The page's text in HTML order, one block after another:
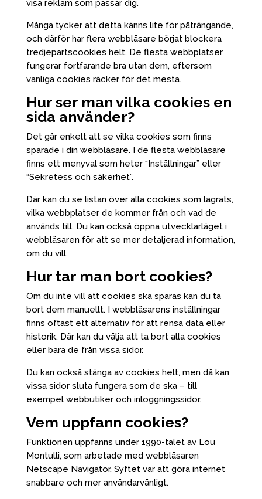
visa reklam som passar dig.
Många tycker att detta känns lite för påträngande,
och därför har flera webbläsare börjat blockera
tredjepartscookies helt. De flesta webbplatser
fungerar fortfarande bra utan dem, eftersom
vanliga cookies räcker för det mesta.
Hur ser man vilka cookies en
sida använder?
Det går enkelt att se vilka cookies som finns
sparade i din webbläsare. I de flesta webbläsare
finns ett menyval som heter “Inställningar” eller
“Sekretess och säkerhet”.
Där kan du se listan över alla cookies som lagrats,
vilka webbplatser de kommer från och vad de
används till. Du kan också öppna utvecklarläget i
webbläsaren för att se mer detaljerad information,
om du vill.
Hur tar man bort cookies?
Om du inte vill att cookies ska sparas kan du ta
bort dem manuellt. I webbläsarens inställningar
finns oftast ett alternativ för att rensa data eller
historik. Där kan du välja att ta bort alla cookies
eller bara de från vissa sidor.
Du kan också stänga av cookies helt, men då kan
vissa sidor sluta fungera som de ska – till
exempel webbutiker och inloggningssidor.
Vem uppfann cookies?
Funktionen uppfanns under 1990-talet av Lou
Montulli, som arbetade med webbläsaren
Netscape Navigator. Syftet var att göra internet
snabbare och mer användarvänligt.